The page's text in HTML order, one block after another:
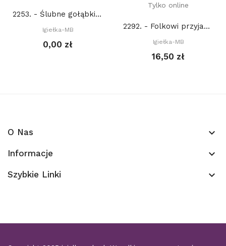
2253. - Ślubne gołąbki - Wedding doves 81x31...
Igiełka-MB
0,00 zł
Tylko online
2292. - Folkowi przyjaciele z lasu. Ptak (PDF)
Igiełka-MB
16,50 zł
O Nas keyboard_arrow_down
Informacje keyboard_arrow_down
Szybkie Linki keyboard_arrow_down